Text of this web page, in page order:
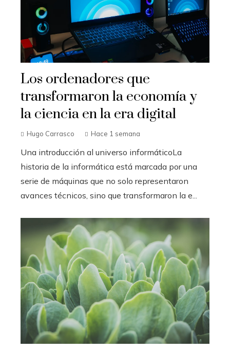
Los ordenadores que
transformaron la economía y
la ciencia en la era digital
Hugo Carrasco Hace 1 semana
Una introducción al universo informáticoLa
historia de la informática está marcada por una
serie de máquinas que no solo representaron
avances técnicos, sino que transformaron la e...